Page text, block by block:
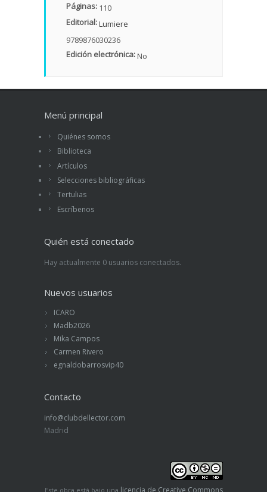
Páginas: 110
Editorial:Lumiere
9789876030236
Edición electrónica:No
Menú principal
Quiénes somos
Biblioteca
Artículos
Selecciones bibliográficas
Tertulias
Escríbenos
Quién está conectado
Hay actualmente 0 usuarios conectados.
Nuevos usuarios
ICARO
Madb2026
Mika Campos
Carmen Rivero
egnaldobarrosvip40
Contacto
info@clubdellector.com
Madrid
Este obra está bajo una licencia de Creative Commons